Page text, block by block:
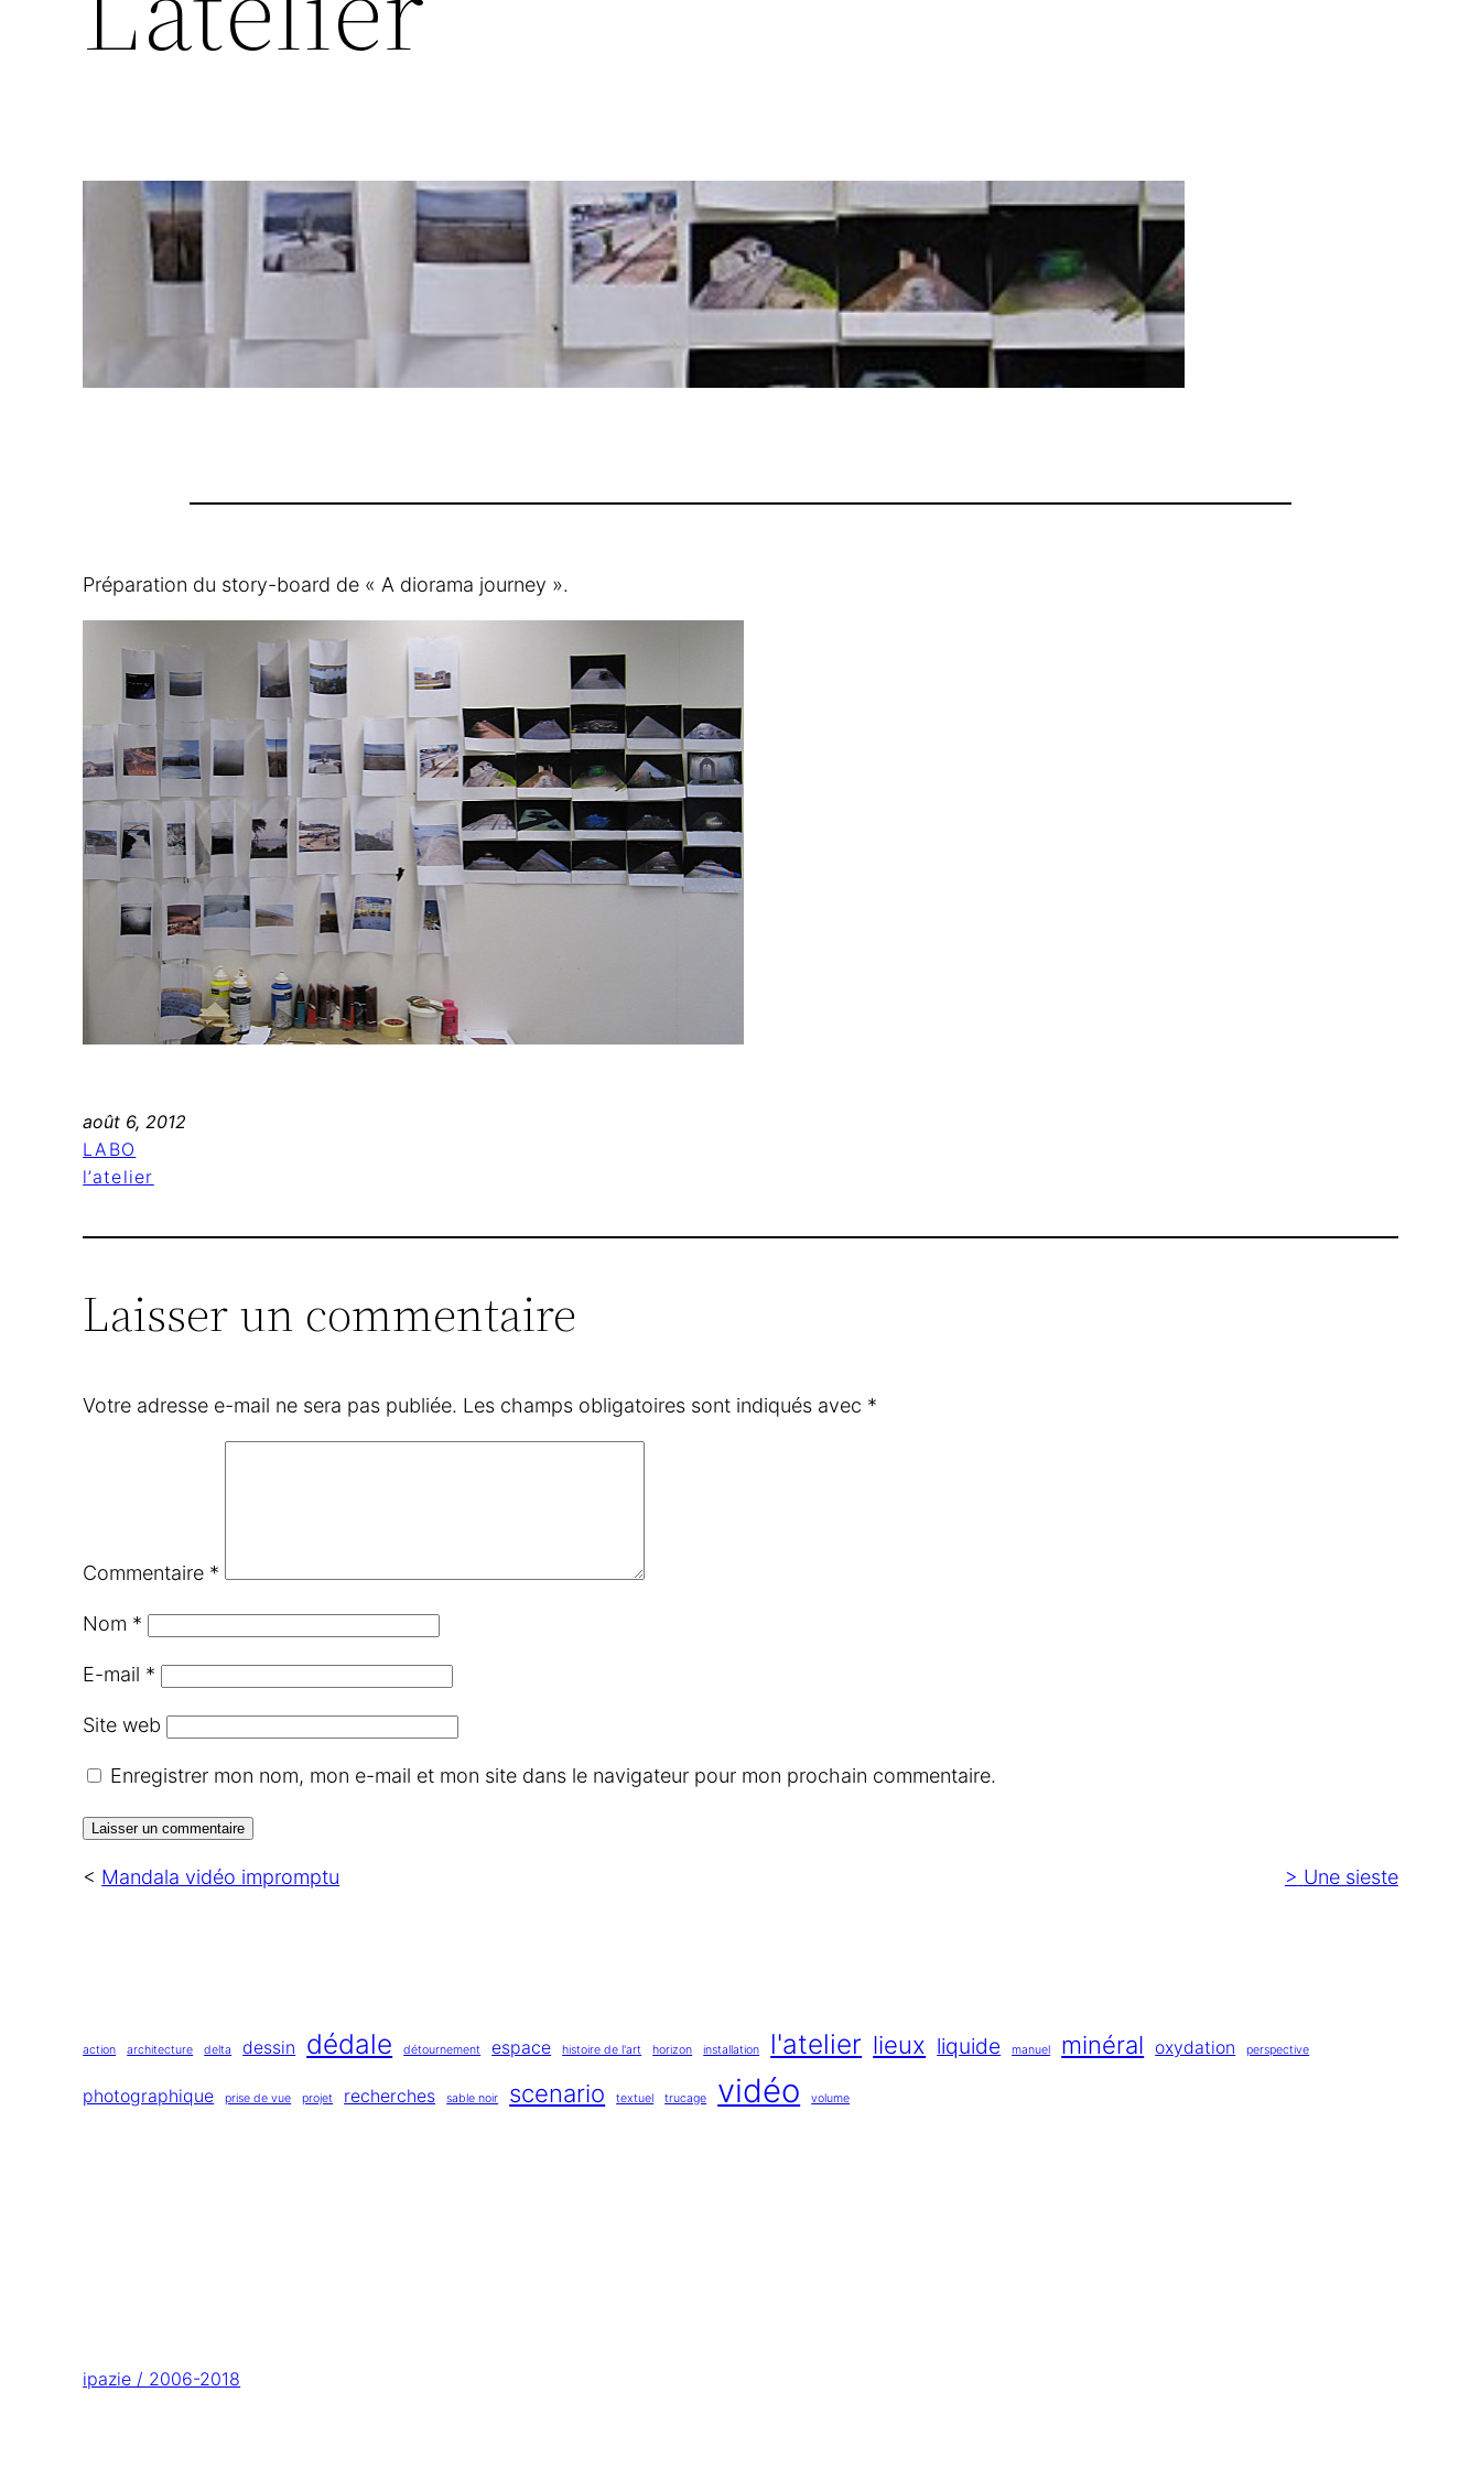
Préparation du story-board de « A diorama journey ».
août 6, 2012
LABO
l’atelier
Laisser un commentaire
Votre adresse e-mail ne sera pas publiée. Les champs obligatoires sont indiqués avec *
Commentaire *
Nom *
E-mail *
Site web
Enregistrer mon nom, mon e-mail et mon site dans le navigateur pour mon prochain commentaire.
< Mandala vidéo impromptu > Une sieste
action architecture delta dessin dédale détournement espace histoire de l'art horizon installation l'atelier lieux liquide manuel minéral oxydation perspective
photographique prise de vue projet recherches sable noir scenario textuel trucage vidéo volume
ipazie / 2006-2018